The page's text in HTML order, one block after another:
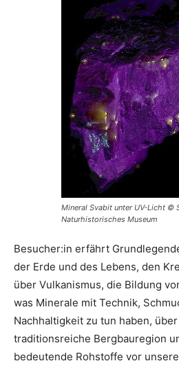
Mineral Svabit unter UV-Licht ©
Naturhistorisches Museum
Besucher:in erfährt
der Erde und des Lebens, den
über Vulkanismus, die Bildung
was Minerale mit Technik,
Nachhaltigkeit zu tun haben,
traditionsreiche Bergbauregion
bedeutende Rohstoffe vor